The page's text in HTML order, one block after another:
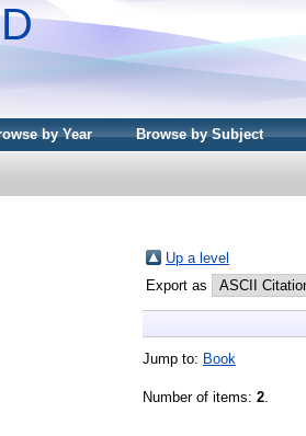
by Year Browse by Subject
Up a level
Export as
Jump to: Book
Number of items: 2